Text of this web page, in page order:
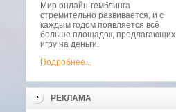
Мир онлайн-гемблинга
стремительно развивается, и с
каждым годом появляется всё
больше площадок, предлагающих
игру на деньги.
Подробнее...
РЕКЛАМА